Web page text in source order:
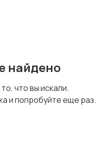
найдено
что вы искали.
и попробуйте еще раз.